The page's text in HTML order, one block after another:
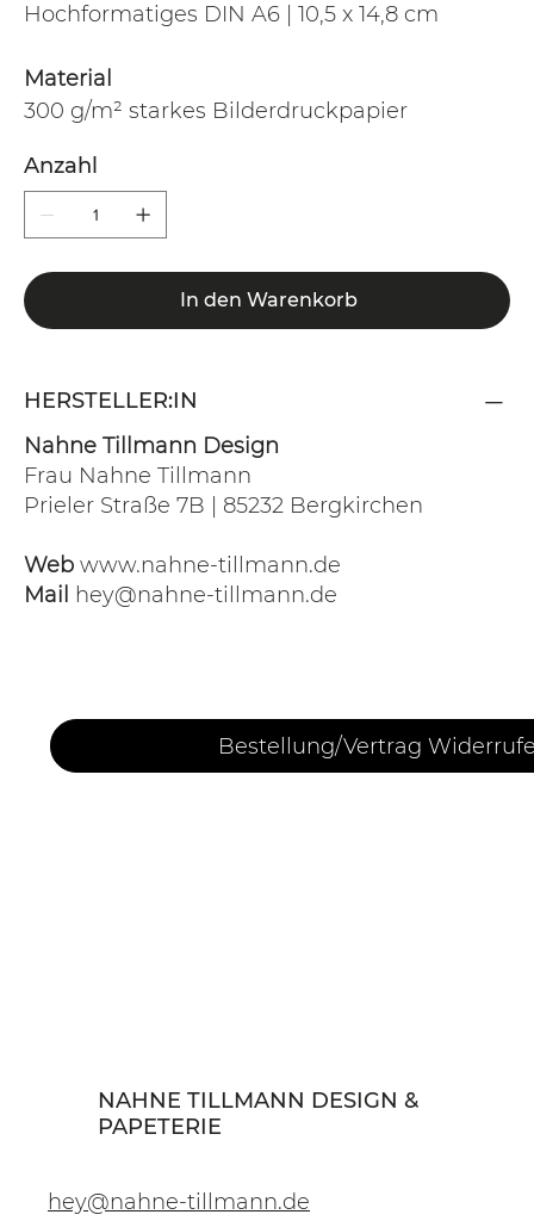
Hochformatiges DIN A6 | 10,5 x 14,8 cm
Material
300 g/m² starkes Bilderdruckpapier
Anzahl
In den Warenkorb
HERSTELLER:IN
Nahne Tillmann Design
Frau Nahne Tillmann
Prieler Straße 7B | 85232 Bergkirchen
Web www.nahne-tillmann.de
Mail hey@nahne-tillmann.de
Bestellung/Vertrag
NAHNE TILLMANN DESIGN &
PAPETERIE
hey@nahne-tillmann.de